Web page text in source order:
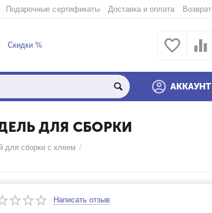
Подарочные сертификаты Доставка и оплата Возврат
Скидки %
АККАУНТ
ДЛЯ СБОРКИ
для сборки с клеем /
Написать отзыв